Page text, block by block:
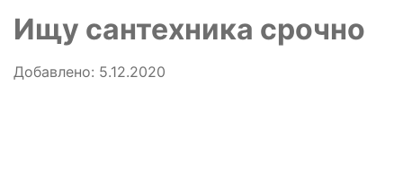
Ищу сантехника срочно
Добавлено: 5.12.2020